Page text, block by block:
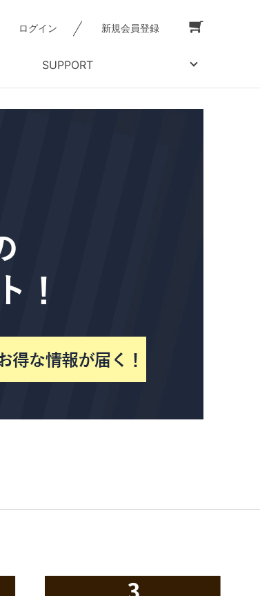
ログイン 新規会員登録
SUPPORT